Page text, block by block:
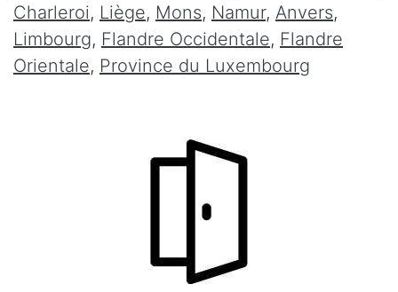
Charleroi, Liège, Mons, Namur, Anvers,
Limbourg, Flandre Occidentale, Flandre
Orientale, Province du Luxembourg